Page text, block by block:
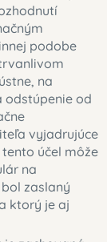
podobe
na
odstúpenie od
vyjadrujúce
účel môže
na
zaslaný
ktorý je aj